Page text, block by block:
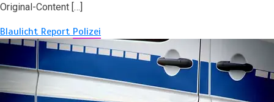
Original-Content […]
Blaulicht Report Polizei